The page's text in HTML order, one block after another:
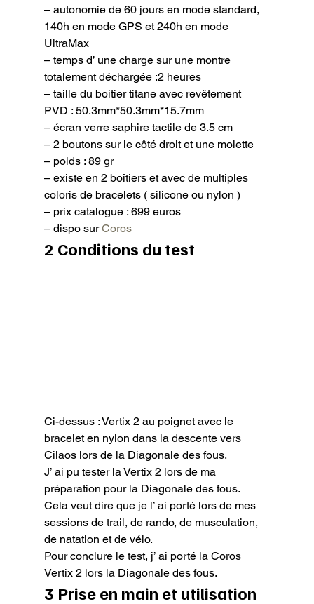
– autonomie de 60 jours en mode standard,
140h en mode GPS et 240h en mode
UltraMax
– temps d’ une charge sur une montre
totalement déchargée :2 heures
– taille du boitier titane avec revêtement
PVD : 50.3mm*50.3mm*15.7mm
– écran verre saphire tactile de 3.5 cm
– 2 boutons sur le côté droit et une molette
– poids : 89 gr
– existe en 2 boîtiers et avec de multiples
coloris de bracelets ( silicone ou nylon )
– prix catalogue : 699 euros
– dispo sur Coros
2 Conditions du test
Ci-dessus : Vertix 2 au poignet avec le
bracelet en nylon dans la descente vers
Cilaos lors de la Diagonale des fous.
J’ ai pu tester la Vertix 2 lors de ma
préparation pour la Diagonale des fous.
Cela veut dire que je l’ ai porté lors de mes
sessions de trail, de rando, de musculation,
de natation et de vélo.
Pour conclure le test, j’ ai porté la Coros
Vertix 2 lors la Diagonale des fous.
3 Prise en main et utilisation